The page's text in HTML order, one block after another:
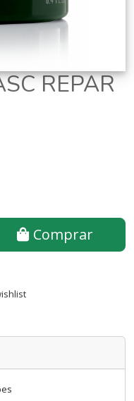
REPAR
Comprar